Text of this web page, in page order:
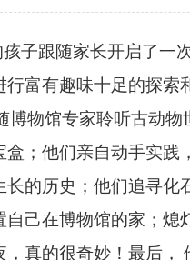
子跟随家长开启了一
富有趣味十足的探索
博物馆专家聆听古动物
；他们亲自动手实践
的历史；他们追寻化
己在博物馆的家；熄
，真的很奇妙！最后，